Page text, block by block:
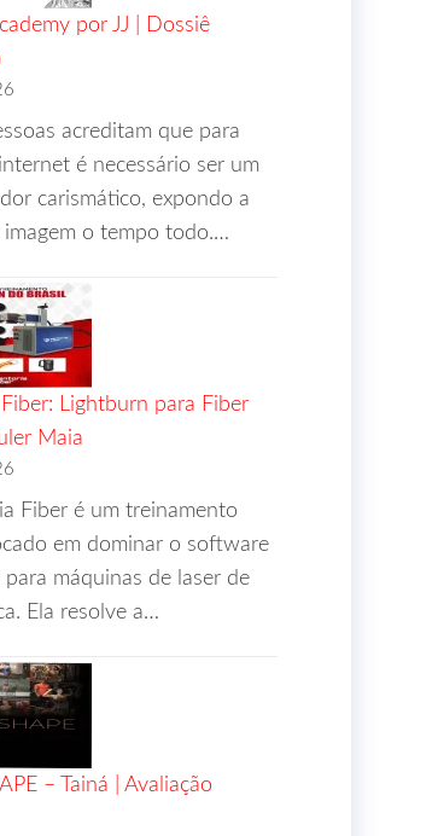
HTML
por JJ | Dossiê
acreditam que para
é necessário ser um
carismático, expondo a
imagem o tempo todo.…
Lightburn para Fiber
Maia
Fiber é um treinamento
em dominar o software
máquinas de laser de
Ela resolve a…
– Tainá | Avaliação